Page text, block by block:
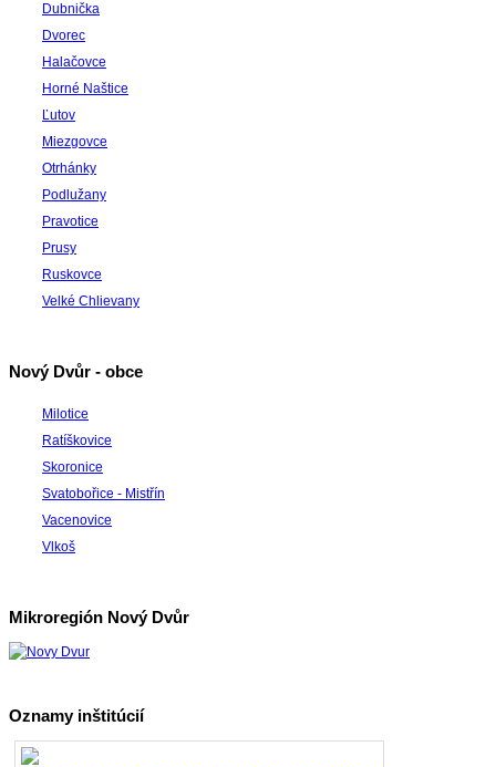
Dubnička
Dvorec
Halačovce
Horné Naštice
Ľutov
Miezgovce
Otrhánky
Podlužany
Pravotice
Prusy
Ruskovce
Velké Chlievany
Nový Dvůr - obce
Milotice
Ratíškovice
Skoronice
Svatobořice - Mistřín
Vacenovice
Vlkoš
Mikroregión Nový Dvůr
Oznamy inštitúcií